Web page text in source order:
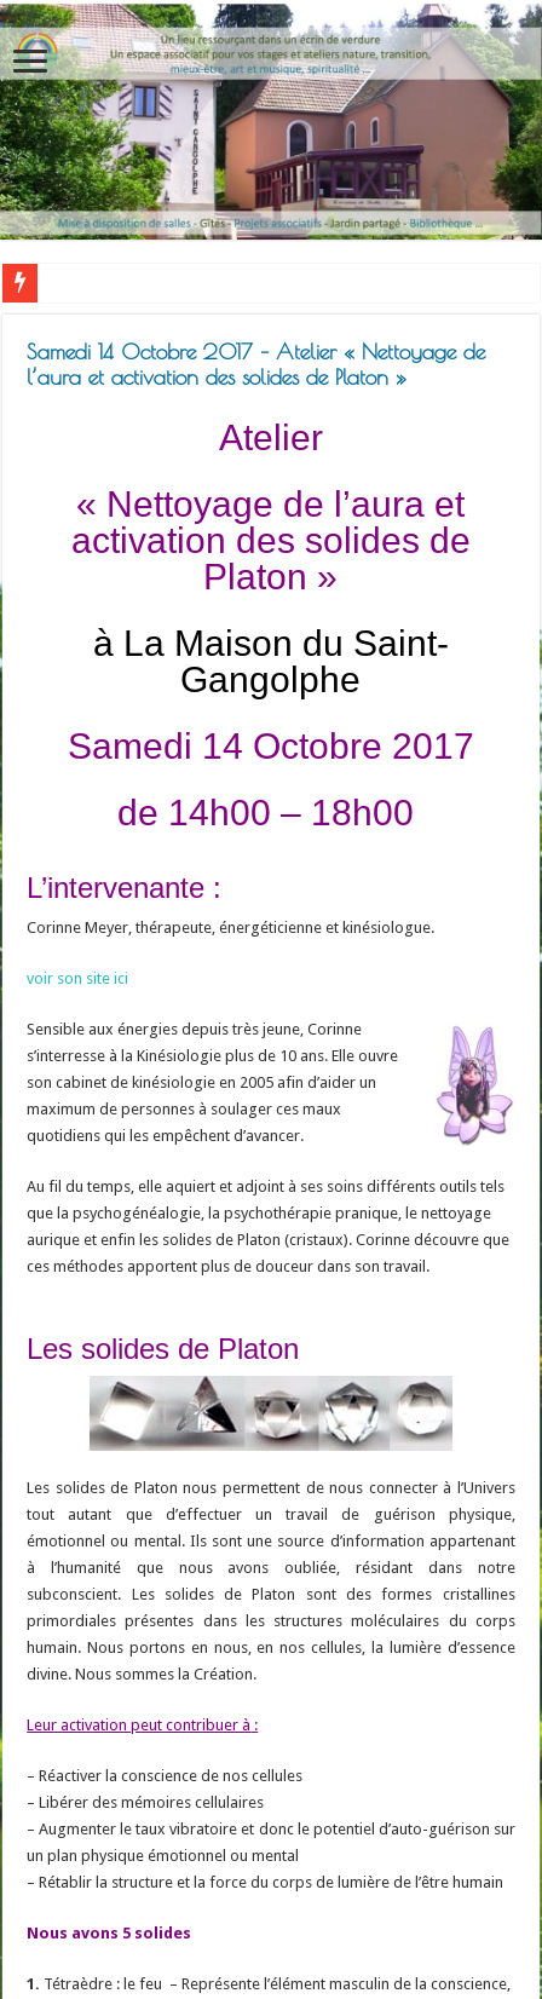
Samedi 14 Octobre 2017 – Atelier « Nettoyage de
l’aura et activation des solides de Platon »
Atelier
« Nettoyage de l’aura et
activation des solides de
Platon »
à La Maison du Saint-
Gangolphe
Samedi 14 Octobre 2017
de 14h00 – 18h00
L’intervenante :
Corinne Meyer, thérapeute, énergéticienne et kinésiologue.
voir son site ici
Sensible aux énergies depuis très jeune, Corinne
s’interresse à la Kinésiologie plus de 10 ans. Elle ouvre
son cabinet de kinésiologie en 2005 afin d’aider un
maximum de personnes à soulager ces maux
quotidiens qui les empêchent d’avancer.
Au fil du temps, elle aquiert et adjoint à ses soins différents outils tels
que la psychogénéalogie, la psychothérapie pranique, le nettoyage
aurique et enfin les solides de Platon (cristaux). Corinne découvre que
ces méthodes apportent plus de douceur dans son travail.
Les solides de Platon
Les solides de Platon nous permettent de nous connecter à l’Univers
tout autant que d’effectuer un travail de guérison physique,
émotionnel ou mental. Ils sont une source d’information appartenant
à l’humanité que nous avons oubliée, résidant dans notre
subconscient. Les solides de Platon sont des formes cristallines
primordiales présentes dans les structures moléculaires du corps
humain. Nous portons en nous, en nos cellules, la lumière d’essence
divine. Nous sommes la Création.
Leur activation peut contribuer à :
– Réactiver la conscience de nos cellules
– Libérer des mémoires cellulaires
– Augmenter le taux vibratoire et donc le potentiel d’auto-guérison sur
un plan physique émotionnel ou mental
– Rétablir la structure et la force du corps de lumière de l’être humain
Nous avons 5 solides
1. Tétraèdre : le feu – Représente l’élément masculin de la conscience,